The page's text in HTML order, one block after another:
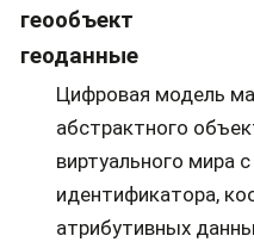
геообъект
геоданные
Цифровая модель
абстрактного
виртуального мира
идентификатора,
атрибутивных